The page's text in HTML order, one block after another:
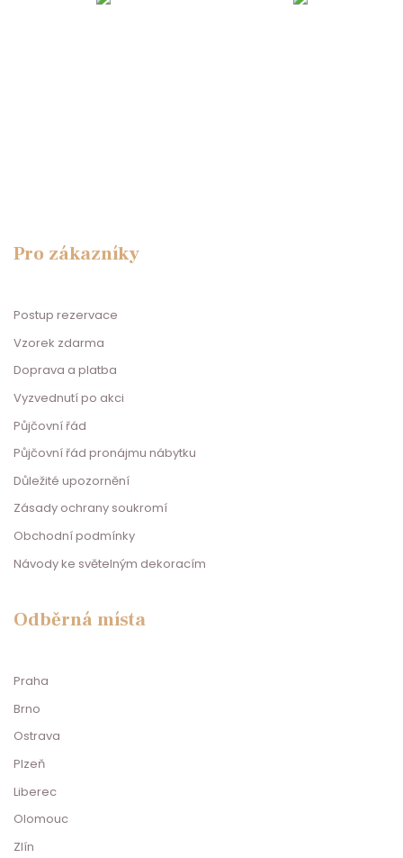
Pro zákazníky
Postup rezervace
Vzorek zdarma
Doprava a platba
Vyzvednutí po akci
Půjčovní řád
Půjčovní řád pronájmu nábytku
Důležité upozornění
Zásady ochrany soukromí
Obchodní podmínky
Návody ke světelným dekoracím
Odběrná místa
Praha
Brno
Ostrava
Plzeň
Liberec
Olomouc
Zlín